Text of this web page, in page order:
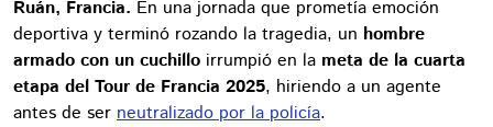
Ruán, Francia. En una jornada que prometía emoción
deportiva y terminó rozando la tragedia, un hombre
armado con un cuchillo irrumpió en la meta de la cuarta
etapa del Tour de Francia 2025, hiriendo a un agente
antes de ser neutralizado por la policía.